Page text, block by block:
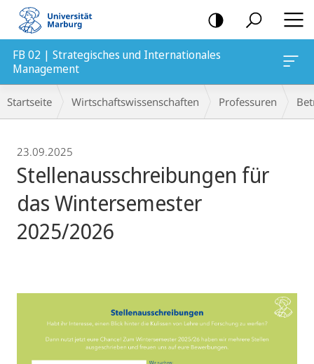
Mobile-
Navigation
FB 02 | Strategisches und Internationales
Management
Breadcrumb-
Navigation
Startseite Wirtschaftswissenschaften Professuren
23.09.2025
Stellenausschreibungen für
das Wintersemester
2025/2026